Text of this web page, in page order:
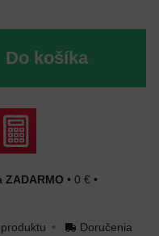
Do košíka
ZADARMO • 0 € •
Doručenia